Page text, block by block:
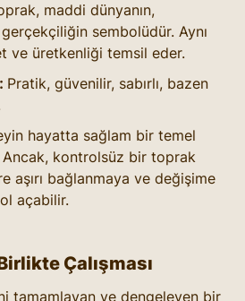
maddi dünyanın,
gerçekçiliğin sembolüdür. Aynı
ve üretkenliği temsil eder.
Pratik, güvenilir, sabırlı, bazen
hayatta sağlam bir temel
Ancak, kontrolsüz bir toprak
aşırı bağlanmaya ve değişime
açabilir.
Çalışması
tamamlayan ve dengeleyen bir